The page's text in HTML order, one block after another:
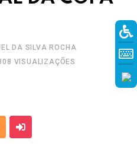
DA SILVA ROCHA
VISUALIZAÇÕES
Outras Mídias